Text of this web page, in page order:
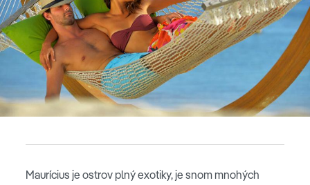
Maurícius je ostrov plný exotiky, je snom mnohých